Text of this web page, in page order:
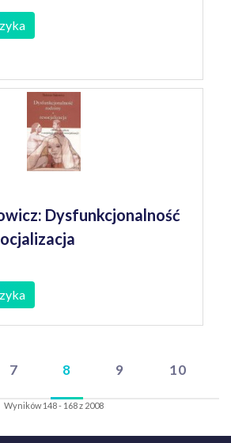
Dysfunkcjonalność
7 8 9 10
Wyników 148 - 168 z 2008